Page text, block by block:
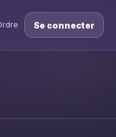
Se connecter